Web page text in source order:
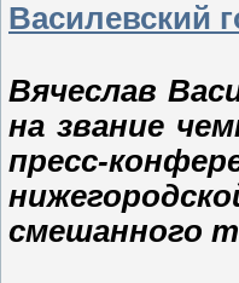
Василевский
Вячеслав
на звание
пресс-
смешанного